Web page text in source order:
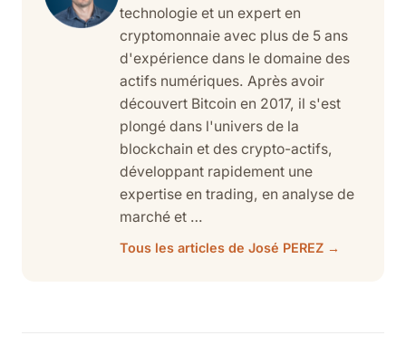
technologie et un expert en
cryptomonnaie avec plus de 5 ans
d'expérience dans le domaine des
actifs numériques. Après avoir
découvert Bitcoin en 2017, il s'est
plongé dans l'univers de la
blockchain et des crypto-actifs,
développant rapidement une
expertise en trading, en analyse de
marché et …
Tous les articles de José PEREZ →